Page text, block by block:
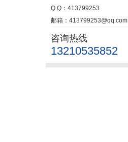
Q Q：413799253
邮箱：413799253@qq.com
咨询热线
13210535852